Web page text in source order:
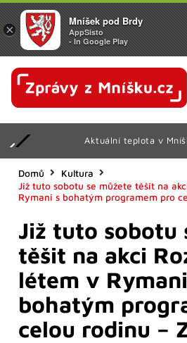
Aktuální teplota v
Domů
Kultura
Již tuto sobotu se můžete těšit na
Rymani s bohatým programem pro
Již tuto sobotu
těšit na akci
létem v
bohatým
celou rodinu –
×
Mníšek pod Brdy
AppSisto
- In Google Play